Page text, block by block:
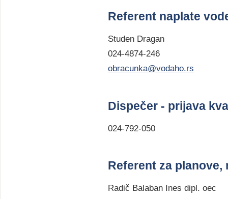
Referent naplate
Studen Dragan
024-4874-246
obracunka@vodaho.rs
Dispečer - prijava
024-792-050
Referent za
Radič Balaban Ines dipl. oec